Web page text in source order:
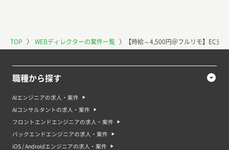
TOP 〉 WEBディレクターの案件一覧 〉 【時給～4,500円＠フルリモ】EC支
職種から探す
AIエンジニアの求人・案件
AIコンサルタントの求人・案件
フロントエンドエンジニアの求人・案件
バックエンドエンジニアの求人・案件
iOS / Androidエンジニアの求人・案件